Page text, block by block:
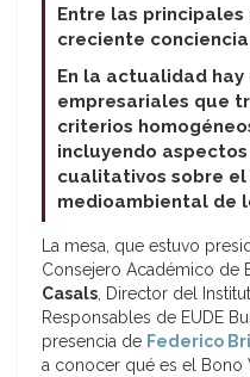
Entre las
creciente
En la actualidad
empresariales que
criterios
incluyendo
cualitativos sobre
medioambiental de
La mesa, que estuvo
Consejero Académico de
Casals, Director del
Responsables de EUDE
presencia de Federico
a conocer qué es el